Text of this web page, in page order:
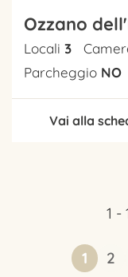
Ozzano
Locali 3
Parcheggio NO
Vai alla
1 -
1 2